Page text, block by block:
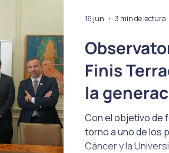
Finis
la
Con el objetivo de
torno a uno de los
Cáncer y la
16 jun 3 min de lectura